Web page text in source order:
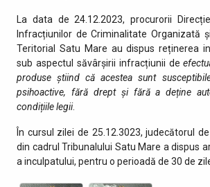
La data de 24.12.2023, procurorii
Infracțiunilor de Criminalitate Organizată
Teritorial Satu Mare au dispus reținerea
sub aspectul săvârșirii infracțiunii de
produse știind că acestea sunt
psihoactive, fără drept și fără a deține
condițiile legii.
În cursul zilei de 25.12.3023, judecătorul
din cadrul Tribunalului Satu Mare a dispus
a inculpatului, pentru o perioadă de 30 de